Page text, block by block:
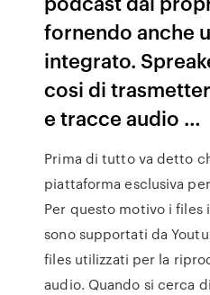
fornendo anche
integrato.
cosi di
e tracce audio …
Prima di tutto va detto
piattaforma esclusiva
Per questo motivo i files
sono supportati da
files utilizzati per la
audio. Quando si cerca